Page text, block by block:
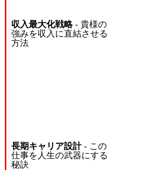
収入最大化戦略- 貴様の
強みを収入に直結させる
方法
長期キャリア設計- この
仕事を人生の武器にする
秘訣